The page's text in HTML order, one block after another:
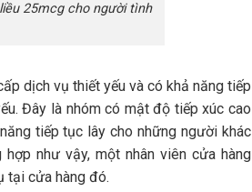
25mcg cho người tình
dịch vụ thiết yếu và có khả năng tiếp
Đây là nhóm có mật độ tiếp xúc cao
tiếp tục lây cho những người khác
như vậy, một nhân viên cửa hàng
tại cửa hàng đó.